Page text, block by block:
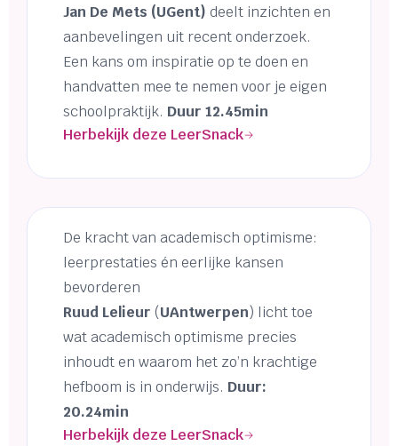
Jan De Mets (UGent) deelt inzichten en
aanbevelingen uit recent onderzoek.
Een kans om inspiratie op te doen en
handvatten mee te nemen voor je eigen
schoolpraktijk. Duur 12.45min
Herbekijk deze LeerSnack
De kracht van academisch optimisme:
leerprestaties én eerlijke kansen
bevorderen
Ruud Lelieur (UAntwerpen) licht toe
wat academisch optimisme precies
inhoudt en waarom het zo’n krachtige
hefboom is in onderwijs. Duur:
20.24min
Herbekijk deze LeerSnack